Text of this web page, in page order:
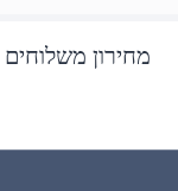
מחירון משלוחים